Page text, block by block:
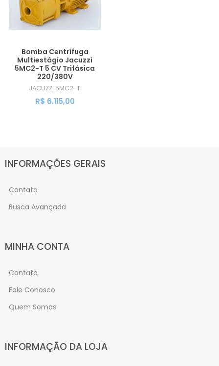
Bomba Centrífuga
Multiestágio Jacuzzi
5MC2-T 5 CV Trifásica
220/380V
JACUZZI 5MC2-T
R$ 6.115,00
INFORMAÇÕES GERAIS
Contato
Busca Avançada
MINHA CONTA
Contato
Fale Conosco
Quem Somos
INFORMAÇÃO DA LOJA